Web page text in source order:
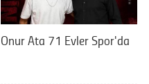
Onur Ata 71 Evler Spor'da